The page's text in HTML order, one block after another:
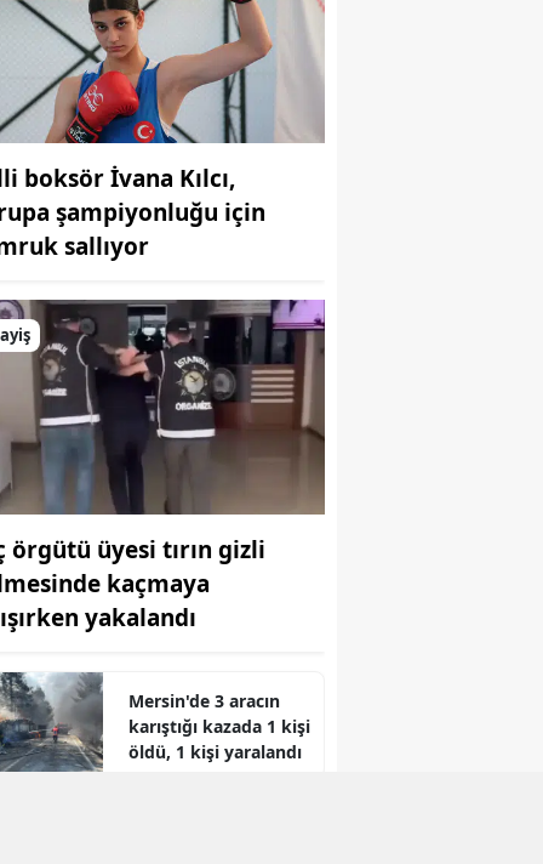
boksör İvana Kılcı,
şampiyonluğu için
sallıyor
örgütü üyesi tırın gizli
kaçmaya
yakalandı
Mersin'de 3 aracın
karıştığı kazada 1 kişi
öldü, 1 kişi yaralandı